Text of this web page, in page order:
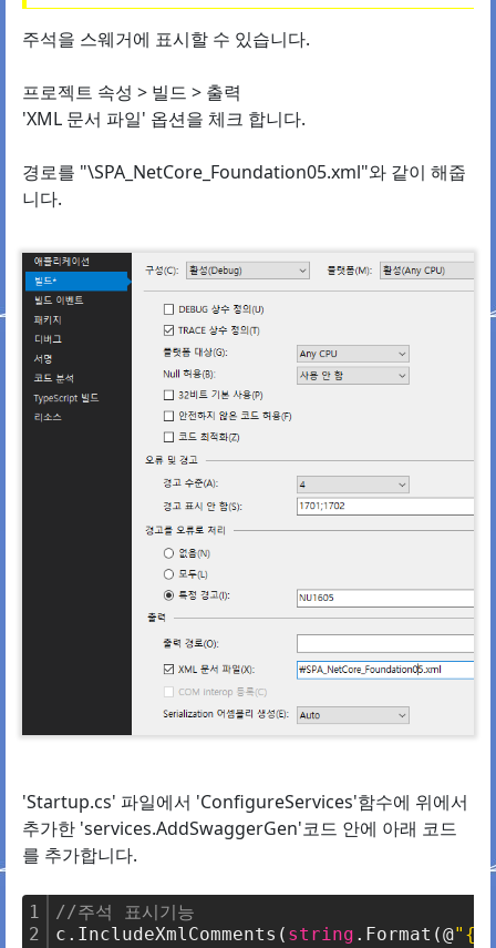
주석을 스웨거에 표시할 수 있습니다.
프로젝트 속성 > 빌드 > 출력
'XML 문서 파일' 옵션을 체크 합니다.
경로를 "\SPA_NetCore_Foundation05.xml"와 같이 해줍
니다.
'Startup.cs' 파일에서 'ConfigureServices'함수에 위에서
추가한 'services.AddSwaggerGen'코드 안에 아래 코드
를 추가합니다.
1
2
//주석 표시기능
c.IncludeXmlComments( string .Format(@